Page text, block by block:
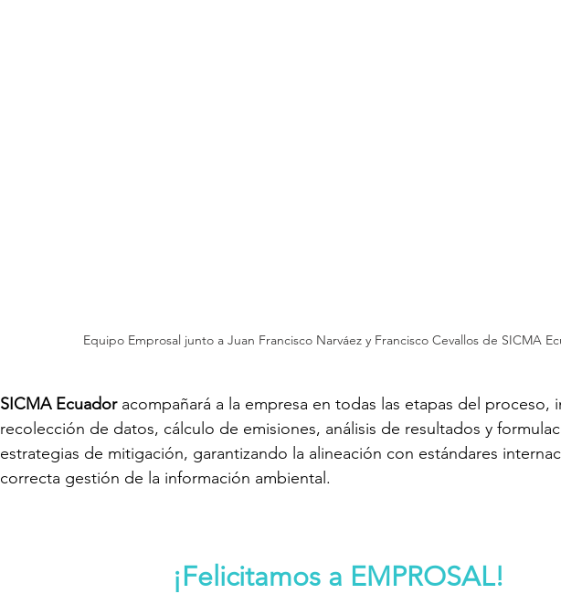
Equipo Emprosal junto a Juan Francisco Narváez y Francisco Cevallos de SICMA
SICMA Ecuador acompañará a la empresa en todas las etapas del proceso,
recolección de datos, cálculo de emisiones, análisis de resultados y
estrategias de mitigación, garantizando la alineación con estándares
correcta gestión de la información ambiental.
¡Felicitamos a EMPROSAL!